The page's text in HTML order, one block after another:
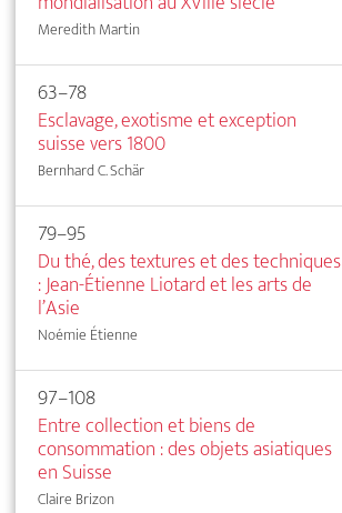
Meredith Martin
63–78
Esclavage, exotisme et exception
suisse vers 1800
Bernhard C. Schär
79–95
Du thé, des textures et des techniques
: Jean-Étienne Liotard et les arts de
l’Asie
Noémie Étienne
97–108
Entre collection et biens de
consommation : des objets asiatiques
en Suisse
Claire Brizon